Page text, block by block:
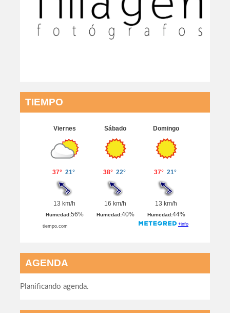
TIEMPO
AGENDA
Planificando agenda.